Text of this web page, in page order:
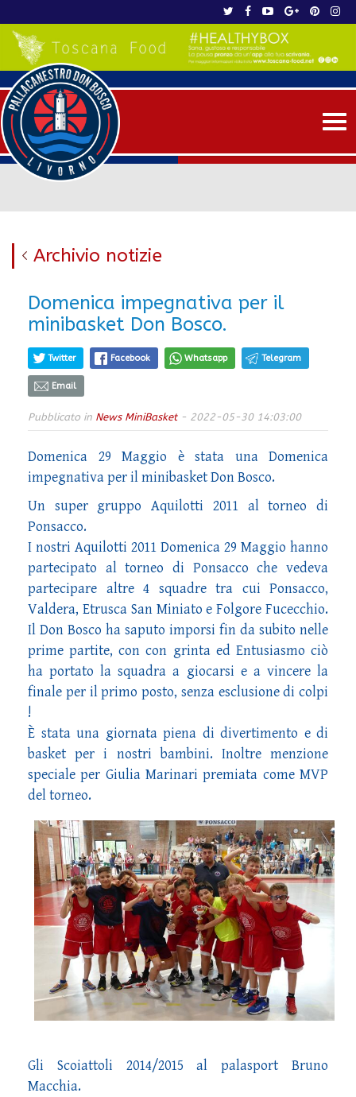
Archivio notizie
Domenica impegnativa per il
minibasket Don Bosco.
Twitter Facebook Whatsapp Telegram
Email
Pubblicato in News MiniBasket- 2022-05-30 14:03:00
Domenica 29 Maggio è stata una Domenica
impegnativa per il minibasket Don Bosco.
Un super gruppo Aquilotti 2011 al torneo di
Ponsacco.
I nostri Aquilotti 2011 Domenica 29 Maggio hanno
partecipato al torneo di Ponsacco che vedeva
partecipare altre 4 squadre tra cui Ponsacco,
Valdera, Etrusca San Miniato e Folgore Fucecchio.
Il Don Bosco ha saputo imporsi fin da subito nelle
prime partite, con con grinta ed Entusiasmo ciò
ha portato la squadra a giocarsi e a vincere la
finale per il primo posto, senza esclusione di colpi
!
È stata una giornata piena di divertimento e di
basket per i nostri bambini. Inoltre menzione
speciale per Giulia Marinari premiata come MVP
del torneo.
Gli Scoiattoli 2014/2015 al palasport Bruno
Macchia.